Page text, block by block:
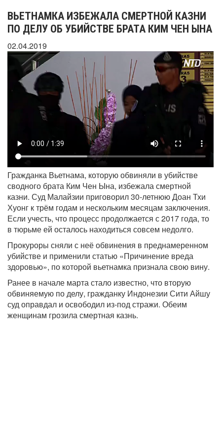
ВЬЕТНАМКА ИЗБЕЖАЛА СМЕРТНОЙ КАЗНИ
ПО ДЕЛУ ОБ УБИЙСТВЕ БРАТА КИМ ЧЕН ЫНА
02.04.2019
Гражданка Вьетнама, которую обвиняли в убийстве
сводного брата Ким Чен Ына, избежала смертной
казни. Суд Малайзии приговорил 30-летнюю Доан Тхи
Хуонг к трём годам и нескольким месяцам заключения.
Если учесть, что процесс продолжается с 2017 года, то
в тюрьме ей осталось находиться совсем недолго.
Прокуроры сняли с неё обвинения в преднамеренном
убийстве и применили статью «Причинение вреда
здоровью», по которой вьетнамка признала свою вину.
Ранее в начале марта стало известно, что вторую
обвиняемую по делу, гражданку Индонезии Сити Айшу
суд оправдал и освободил из-под стражи. Обеим
женщинам грозила смертная казнь.